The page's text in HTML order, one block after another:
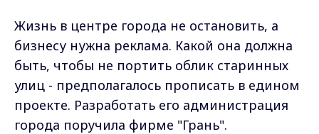
Жизнь в центре города не остановить, а
бизнесу нужна реклама. Какой она должна
быть, чтобы не портить облик старинных
улиц - предполагалось прописать в едином
проекте. Разработать его администрация
города поручила фирме "Грань".